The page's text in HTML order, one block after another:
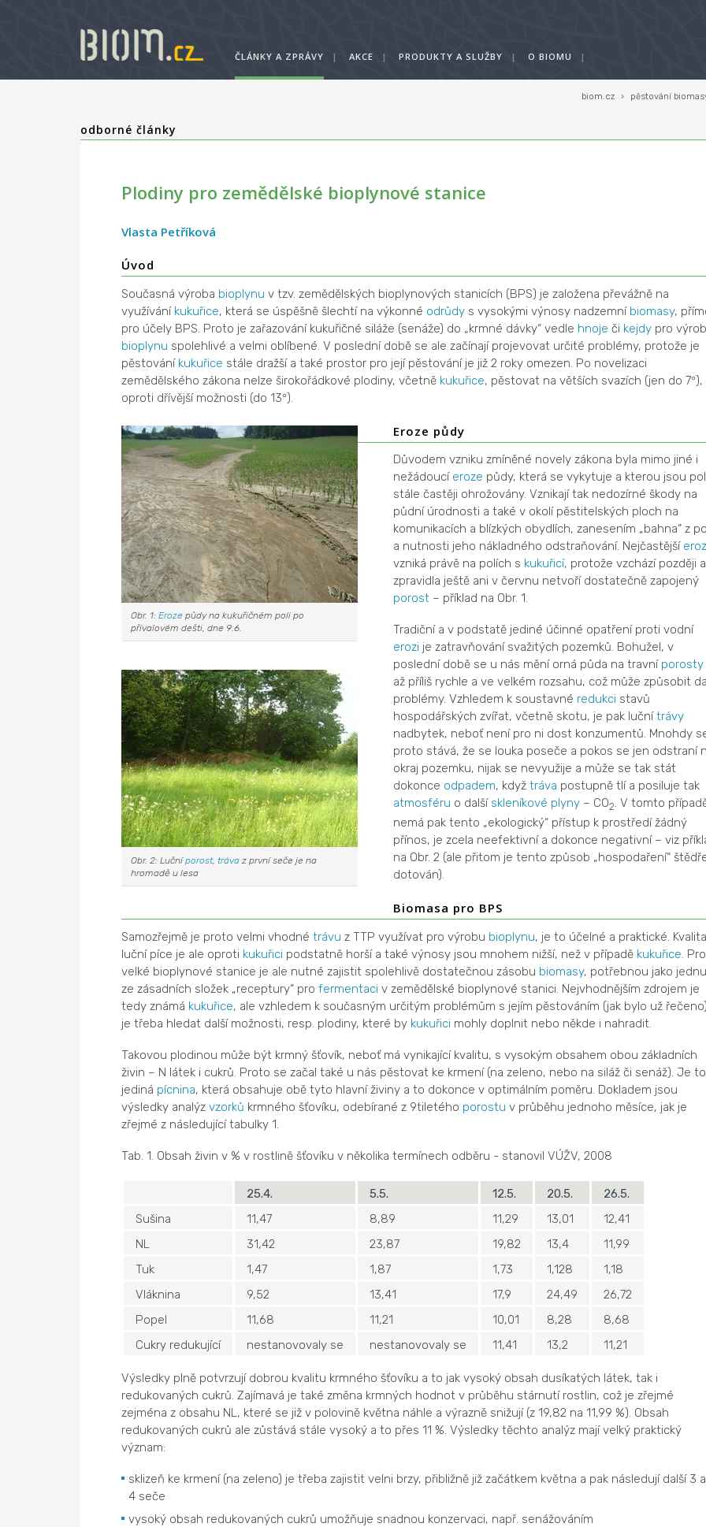
ČLÁNKY A ZPRÁVY | AKCE | PRODUKTY A SLUŽBY | O BIOMU |
biom.cz › pěstování
odborné články
Plodiny pro zemědělské bioplynové stanice
Vlasta Petříková
Úvod
Současná výroba bioplynu v tzv. zemědělských bioplynových stanicích (BPS) je založena převážně na
využívání kukuřice, která se úspěšně šlechtí na výkonné odrůdys vysokými výnosy nadzemní biomasy,
pro účely BPS. Proto je zařazování kukuřičné siláže (senáže) do „krmné dávky“ vedle hnoje či kejdypro
bioplynu spolehlivé a velmi oblíbené. V poslední době se ale začínají projevovat určité problémy, protože je
pěstování kukuřice stále dražší a také prostor pro její pěstování je již 2 roky omezen. Po novelizaci
zemědělského zákona nelze širokořádkové plodiny, včetně kukuřice, pěstovat na větších svazích (jen do 7°),
oproti dřívější možnosti (do 13°).
Obr. 1: Eroze půdy na kukuřičném poli po
přívalovém dešti, dne 9.6.
Eroze půdy
Důvodem vzniku zmíněné novely zákona byla mimo jiné i
nežádoucí eroze půdy, která se vykytuje a kterou jsou
stále častěji ohrožovány. Vznikají tak nedozírné škody na
půdní úrodnosti a také v okolí pěstitelských ploch na
komunikacích a blízkých obydlích, zanesením „bahna“ z
a nutnosti jeho nákladného odstraňování. Nejčastější
vzniká právě na polích s kukuřicí, protože vzchází později a
zpravidla ještě ani v červnu netvoří dostatečně zapojený
porost– příklad na Obr. 1.
Obr. 2: Lučníporost, trávaz první seče je na
hromadě u lesa
Tradiční a v podstatě jediné účinné opatření proti vodní
erozi je zatravňování svažitých pozemků. Bohužel, v
poslední době se u nás mění orná půda na travní porosty
až příliš rychle a ve velkém rozsahu, což může způsobit
problémy. Vzhledem k soustavné redukci stavů
hospodářských zvířat, včetně skotu, je pak lučnítrávy
nadbytek, neboť není pro ni dost konzumentů. Mnohdy
proto stává, že se louka poseče a pokos se jen odstraní
okraj pozemku, nijak se nevyužije a může se tak stát
dokonce odpadem, když tráva postupně tlí a posiluje tak
atmosféru o další skleníkové plyny– CO2. V tomto
nemá pak tento „ekologický“ přístup k prostředí žádný
přínos, je zcela neefektivní a dokonce negativní – viz
na Obr. 2 (ale přitom je tento způsob „hospodaření“
dotován).
Biomasa pro BPS
Samozřejmě je proto velmi vhodné trávu z TTP využívat pro výrobu bioplynu, je to účelné a praktické. Kvalita
luční píce je ale oproti kukuřici podstatně horší a také výnosy jsou mnohem nižší, než v případě kukuřice . Pro
velké bioplynové stanice je ale nutné zajistit spolehlivě dostatečnou zásobu biomasy, potřebnou jako jednu
ze zásadních složek „receptury“ pro fermentaci v zemědělské bioplynové stanici. Nejvhodnějším zdrojem je
tedy známá kukuřice, ale vzhledem k současným určitým problémům s jejím pěstováním (jak bylo už
je třeba hledat další možnosti, resp. plodiny, které by kukuřici mohly doplnit nebo někde i nahradit.
Takovou plodinou může být krmný šťovík, neboť má vynikající kvalitu, s vysokým obsahem obou základních
živin – N látek i cukrů. Proto se začal také u nás pěstovat ke krmení (na zeleno, nebo na siláž či senáž). Je to
jediná pícnina, která obsahuje obě tyto hlavní živiny a to dokonce v optimálním poměru. Dokladem jsou
výsledky analýz vzorků krmného šťovíku, odebírané z 9tiletého porostu v průběhu jednoho měsíce, jak je
zřejmé z následující tabulky 1.
Tab. 1. Obsah živin v % v rostlině šťovíku v několika termínech odběru - stanovil VÚŽV, 2008
25.4. 5.5. 12.5. 20.5.
26.5.
Sušina
11,47 8,89 11,29 13,01
12,41
NL
31,42 23,87 19,82 13,4
11,99
Tuk
1,47 1,87 1,73 1,128
1,18
Vláknina
9,52 13,41 17,9 24,49
26,72
Popel
11,68 11,21 10,01 8,28
8,68
Cukry redukující
nestanovovaly se nestanovovaly se 11,41 13,2 11,21
Výsledky plně potvrzují dobrou kvalitu krmného šťovíku a to jak vysoký obsah dusíkatých látek, tak i
redukovaných cukrů. Zajímavá je také změna krmných hodnot v průběhu stárnutí rostlin, což je zřejmé
zejména z obsahu NL, které se již v polovině května náhle a výrazně snižují (z 19,82 na 11,99 %). Obsah
redukovaných cukrů ale zůstává stále vysoký a to přes 11 %. Výsledky těchto analýz mají velký praktický
význam:
sklizeň ke krmení (na zeleno) je třeba zajistit velni brzy, přibližně již začátkem května a pak následují další 3
4 seče
vysoký obsah redukovaných cukrů umožňuje snadnou konzervaci, např. senážováním